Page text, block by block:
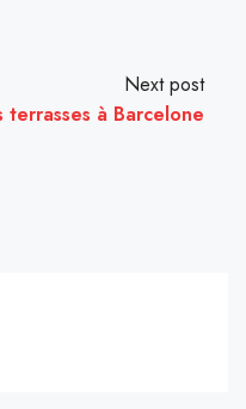
Next post
à Barcelone